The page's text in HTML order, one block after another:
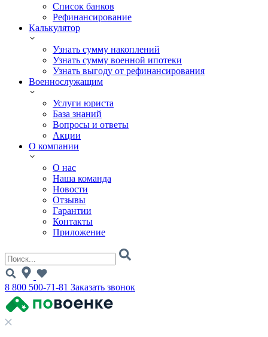
Список банков
Рефинансирование
Калькулятор
Узнать сумму накоплений
Узнать сумму военной ипотеки
Узнать выгоду от рефинансирования
Военнослужащим
Услуги юриста
База знаний
Вопросы и ответы
Акции
О компании
О нас
Наша команда
Новости
Отзывы
Гарантии
Контакты
Приложение
8 800 500-71-81 Заказать звонок